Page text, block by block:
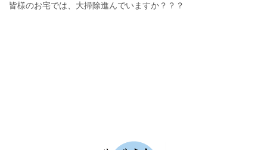
皆様のお宅では、大掃除進んでいますか？？？